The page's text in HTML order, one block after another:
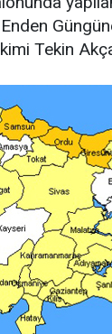
Tekin Akça